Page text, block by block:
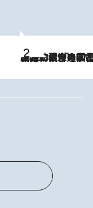
2026.8.3
慶應幼稚舎の図書室からテレビの世界に飛び込んだ阿川佐和子（72）